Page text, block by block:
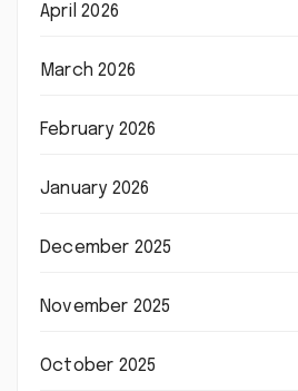
April 2026
March 2026
February 2026
January 2026
December 2025
November 2025
October 2025